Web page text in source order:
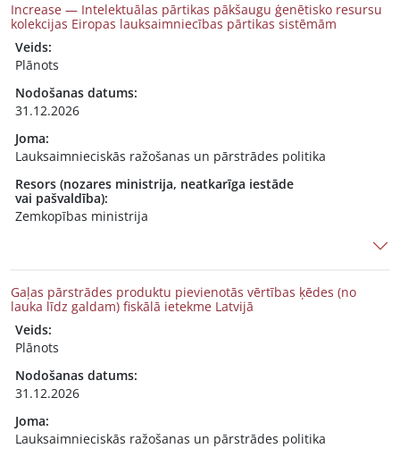
Increase — Intelektuālas pārtikas pākšaugu ģenētisko resursu
kolekcijas Eiropas lauksaimniecības pārtikas sistēmām
Veids:
Plānots
Nodošanas datums:
31.12.2026
Joma:
Lauksaimnieciskās ražošanas un pārstrādes politika
Resors (nozares ministrija, neatkarīga iestāde
vai pašvaldība):
Zemkopības ministrija
Gaļas pārstrādes produktu pievienotās vērtības ķēdes (no
lauka līdz galdam) fiskālā ietekme Latvijā
Veids:
Plānots
Nodošanas datums:
31.12.2026
Joma:
Lauksaimnieciskās ražošanas un pārstrādes politika